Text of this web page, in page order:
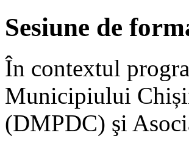
Sesiune de
În contextul
Municipiului
(DMPDC) şi